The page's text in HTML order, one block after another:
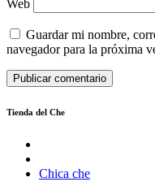
Web
Guardar mi nombre,
navegador para la próxima
Tienda del Che
Chica che